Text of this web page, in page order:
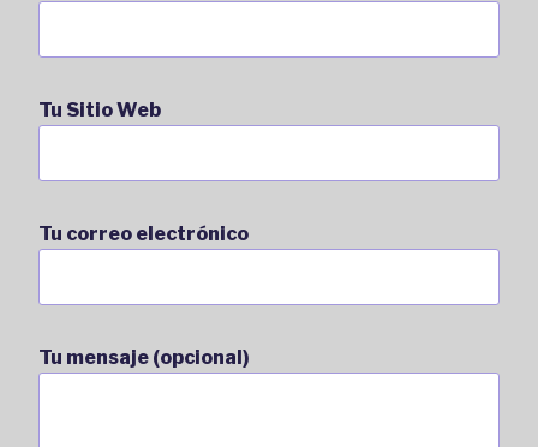
Tu Sitio Web
Tu correo electrónico
Tu mensaje (opcional)